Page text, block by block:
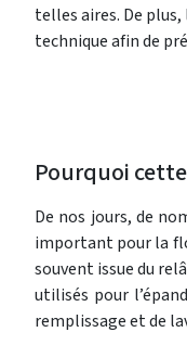
telles aires. De
technique afin de
Pourquoi
De nos jours, de
important pour la
souvent issue du
utilisés pour
remplissage et de